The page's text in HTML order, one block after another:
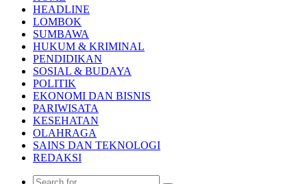
HEADLINE
LOMBOK
SUMBAWA
HUKUM & KRIMINAL
PENDIDIKAN
SOSIAL & BUDAYA
POLITIK
EKONOMI DAN BISNIS
PARIWISATA
KESEHATAN
OLAHRAGA
SAINS DAN TEKNOLOGI
REDAKSI